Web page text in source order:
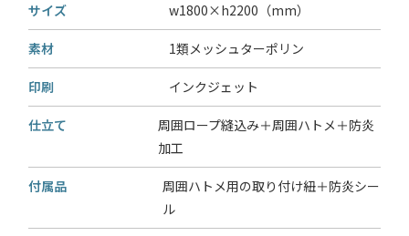
サイズ w1800×h2200（mm）
素材 1類メッシュターポリン
印刷 インクジェット
仕立て
周囲ロープ縫込み＋周囲ハトメ＋防炎
加工
付属品
周囲ハトメ用の取り付け紐＋防炎シー
ル